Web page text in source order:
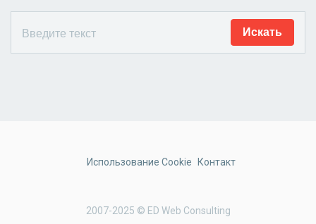
2007-2025 © ED Web Consulting
Использование Cookie Контакт